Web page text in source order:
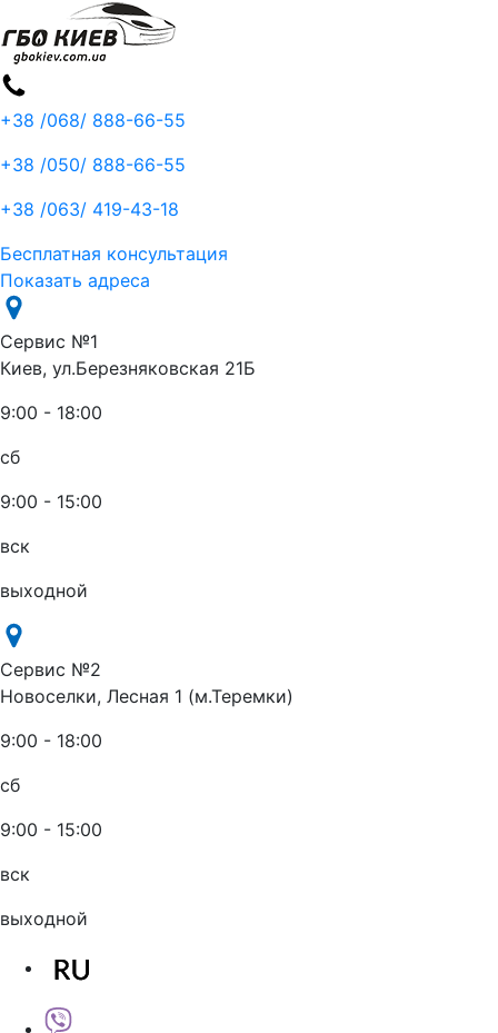
+38 /068/ 888-66-55
+38 /050/ 888-66-55
+38 /063/ 419-43-18
Бесплатная консультация
Показать адреса
Сервис №1
Киев, ул.Березняковская 21Б
9:00 - 18:00
сб
9:00 - 15:00
вск
выходной
Сервис №2
Новоселки, Лесная 1 (м.Теремки)
9:00 - 18:00
сб
9:00 - 15:00
вск
выходной